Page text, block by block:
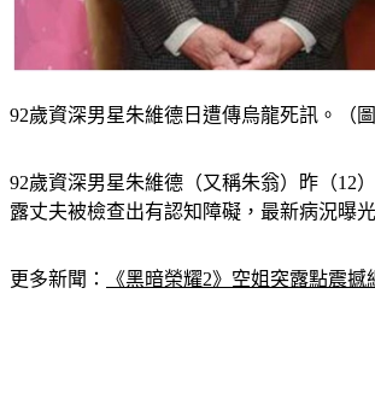
92歲資深男星朱維德日遭傳烏龍死訊。（圖
92歲資深男星朱維德（又稱朱翁）昨（12
露丈夫被檢查出有認知障礙，最新病況曝光
更多新聞： 《黑暗榮耀2》空姐突露點震